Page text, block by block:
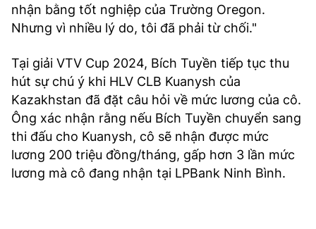
nhận bằng tốt nghiệp của Trường Oregon.
Nhưng vì nhiều lý do, tôi đã phải từ chối."
Tại giải VTV Cup 2024, Bích Tuyền tiếp tục thu
hút sự chú ý khi HLV CLB Kuanysh của
Kazakhstan đã đặt câu hỏi về mức lương của cô.
Ông xác nhận rằng nếu Bích Tuyền chuyển sang
thi đấu cho Kuanysh, cô sẽ nhận được mức
lương 200 triệu đồng/tháng, gấp hơn 3 lần mức
lương mà cô đang nhận tại LPBank Ninh Bình.